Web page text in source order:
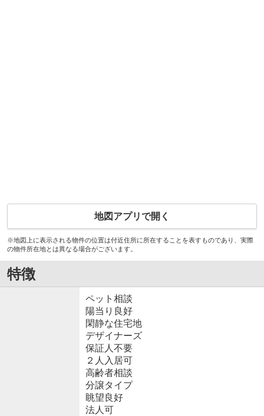
地図アプリで開く
※地図上に表示される物件の位置は付近住所に所在することを表すものであり、実際
の物件所在地とは異なる場合がございます。
特徴
ペット相談
陽当り良好
閑静な住宅地
デザイナーズ
保証人不要
２人入居可
高齢者相談
分譲タイプ
眺望良好
法人可